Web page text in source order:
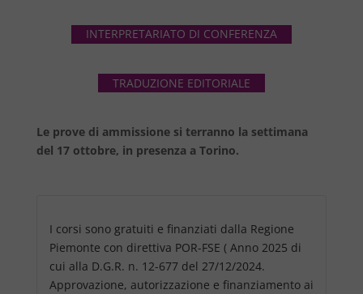
INTERPRETARIATO DI CONFERENZA
TRADUZIONE EDITORIALE
Le prove di ammissione si terranno la settimana
del 17 ottobre, in presenza a Torino.
I corsi sono gratuiti e finanziati dalla Regione
Piemonte con direttiva POR-FSE ( Anno 2025 di
cui alla D.G.R. n. 12-677 del 27/12/2024.
Approvazione, autorizzazione e finanziamento ai